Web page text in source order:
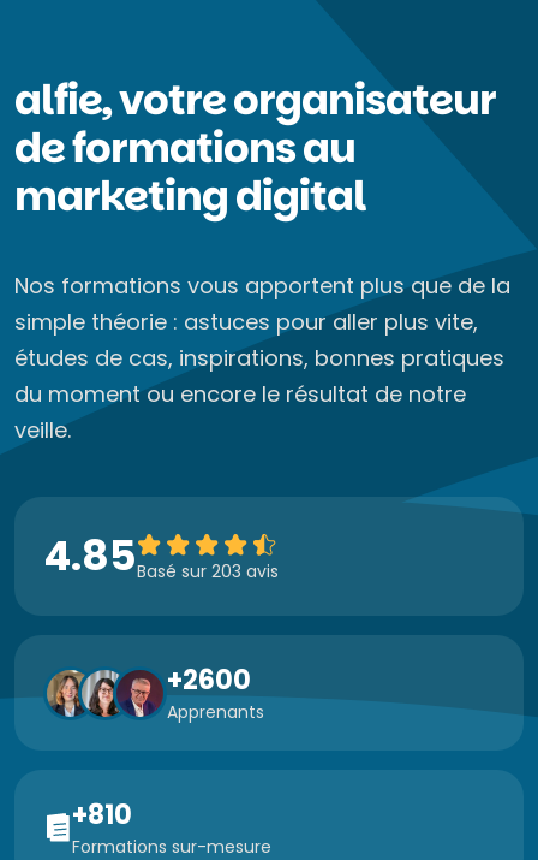
alfie, votre organisateur
de formations au
marketing digital
Nos formations vous apportent plus que de la
simple théorie : astuces pour aller plus vite,
études de cas, inspirations, bonnes pratiques
du moment ou encore le résultat de notre
veille.
4.85Basé sur 203 avis
+2600
Apprenants
+810
Formations sur-mesure